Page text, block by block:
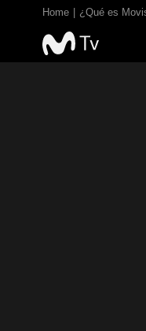
Home ¿Qué es